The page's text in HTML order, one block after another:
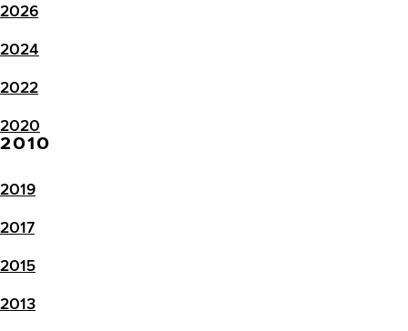
2026
2024
2022
2020
2010
2019
2017
2015
2013